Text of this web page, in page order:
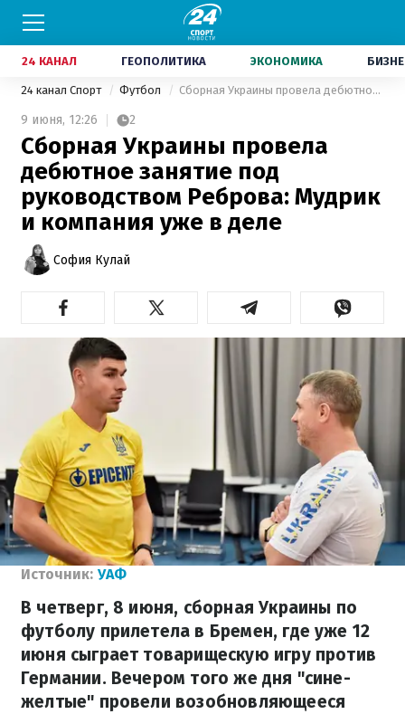
24 КАНАЛ ГЕОПОЛИТИКА ЭКОНОМИКА
24 канал Спорт Футбол Сборная Украины провела дебютное занятие под руководством Реброва: Мудрик и компания уже в деле
9 июня, 12:26 2
Сборная Украины провела
дебютное занятие под
руководством Реброва: Мудрик
и компания уже в деле
София Кулай
Источник: УАФ
В четверг, 8 июня, сборная Украины по
футболу прилетела в Бремен, где уже 12
июня сыграет товарищескую игру против
Германии. Вечером того же дня "сине-
желтые" провели возобновляющееся